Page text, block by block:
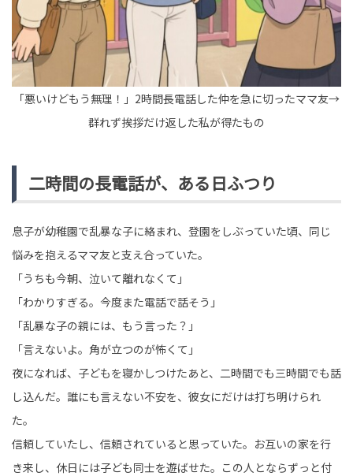
出戻りニートの叔母が両親の不仲を笑い話に！限界突破
した私の強烈な一撃で迎えた末路
TREND（トレンド深堀）
STORY
tend Editorial Team
希望ナンバーで数字は選べても「ひらがな」は選べな
い？意外と知らない自動車登録の仕組みとルール
「悪いけどもう無理！」2時間長電話した仲を急に切ったママ友→
群れず挨拶だけ返した私が得たもの
二時間の長電話が、ある日ふつり
息子が幼稚園で乱暴な子に絡まれ、登園をしぶっていた頃、同じ
悩みを抱えるママ友と支え合っていた。
「うちも今朝、泣いて離れなくて」
「わかりすぎる。今度また電話で話そう」
「乱暴な子の親には、もう言った？」
「言えないよ。角が立つのが怖くて」
夜になれば、子どもを寝かしつけたあと、二時間でも三時間でも話
し込んだ。誰にも言えない不安を、彼女にだけは打ち明けられ
た。
信頼していたし、信頼されていると思っていた。お互いの家を行
き来し、休日には子ども同士を遊ばせた。この人とならずっと付